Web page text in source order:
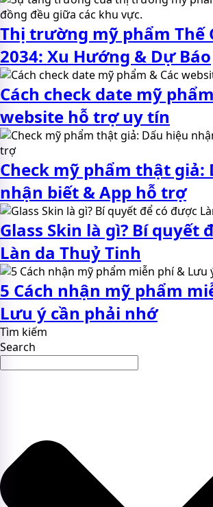
Thị trường mỹ phẩm Thế
2034: Xu Hướng & Dự Báo
Cách check date mỹ
website hỗ trợ uy tín
Check mỹ phẩm thật giả:
nhận biết & App hỗ trợ
Glass Skin là gì? Bí quyết
Làn da Thuỷ Tinh
5 Cách nhận mỹ phẩm
Lưu ý cần phải nhớ
Tìm kiếm
Search